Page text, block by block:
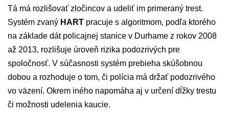
Tá má rozlišovať zločincov a udeliť im primeraný trest.
Systém zvaný HART pracuje s algoritmom, podľa ktorého
na základe dát policajnej stanice v Durhame z rokov 2008
až 2013, rozlišuje úroveň rizika podozrivých pre
spoločnosť. V súčasnosti systém prebieha skúšobnou
dobou a rozhoduje o tom, či polícia má držať podozrivého
vo väzení. Okrem iného napomáha aj v určení dĺžky trestu
či možnosti udelenia kaucie.